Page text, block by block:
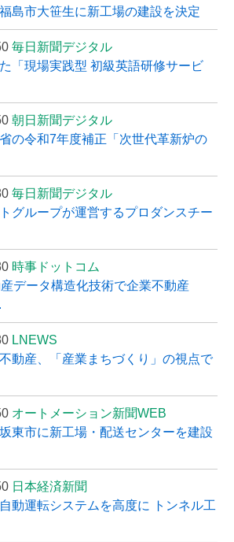
島市大笹生に新工場の建設を決定
毎日新聞デジタル
「現場実践型 初級英語研修サービ
朝日新聞デジタル
の令和7年度補正「次世代革新炉の
毎日新聞デジタル
グループが運営するプロダンスチー
時事ドットコム
データ構造化技術で企業不動産
LNEWS
動産、「産業まちづくり」の視点で
オートメーション新聞WEB
東市に新工場・配送センターを建設
日本経済新聞
動運転システムを高度に トンネル工